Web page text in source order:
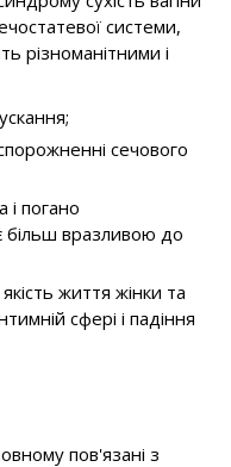
системи,
різноманітними і
сечового
і погано
більш вразливою до
життя жінки та
сфері і падіння
пов'язані з